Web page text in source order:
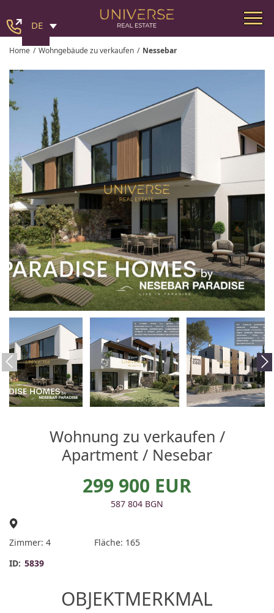
DE
Home / Wohngebäude zu verkaufen / Nessebar
​Wohnung zu verkaufen /
Apartment / Nesebar
299 900 EUR
587 804 BGN
Zimmer: 4
Fläche: 165
ID: 5839
OBJEKTMERKMAL